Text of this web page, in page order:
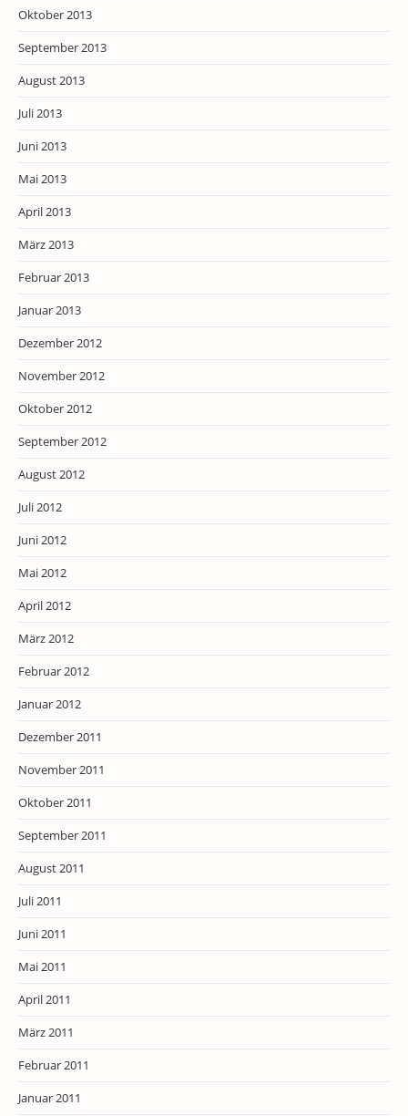
Oktober 2013
September 2013
August 2013
Juli 2013
Juni 2013
Mai 2013
April 2013
März 2013
Februar 2013
Januar 2013
Dezember 2012
November 2012
Oktober 2012
September 2012
August 2012
Juli 2012
Juni 2012
Mai 2012
April 2012
März 2012
Februar 2012
Januar 2012
Dezember 2011
November 2011
Oktober 2011
September 2011
August 2011
Juli 2011
Juni 2011
Mai 2011
April 2011
März 2011
Februar 2011
Januar 2011